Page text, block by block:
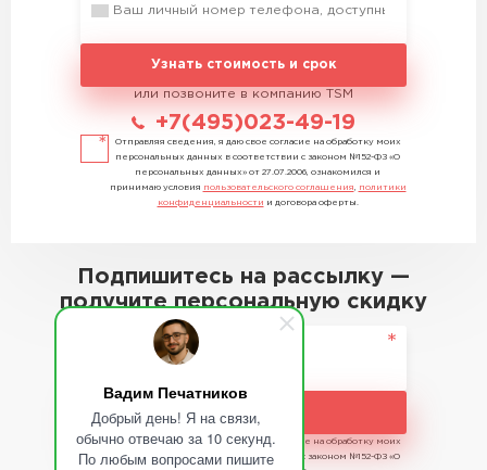
Вадим Печатников
Добрый день! Я на связи,
обычно отвечаю за 10 секунд.
По любым вопросами пишите
Узнать стоимость и срок
или позвоните в компанию TSM
+7(495)023-49-19
Отправляя сведения, я даю свое согласие на обработку моих
персональных данных в соответствии с законом №152-ФЗ «О
персональных данных» от 27.07.2006, ознакомился и
принимаю условия пользовательского соглашения
политики
конфиденциальности и договора оферты.
Подпишитесь на рассылку —
получите персональную скидку
Отправляя сведения, я даю свое согласие на обработку моих
персональных данных в соответствии с законом №152-ФЗ «О